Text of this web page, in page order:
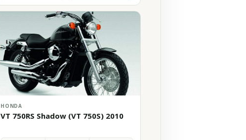
HONDA
VT 750RS Shadow (VT 750S) 2010